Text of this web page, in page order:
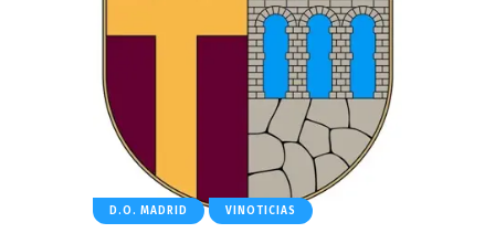
D.O. MADRID VINOTICIAS